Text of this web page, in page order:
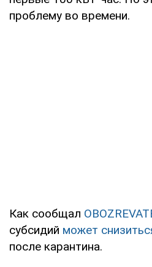
проблему во времени.
Как сообщал
субсидий может
после карантина.